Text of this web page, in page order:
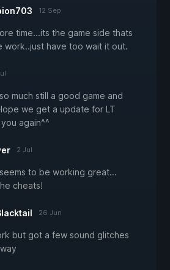
12 Sep
time...its the game side thats
work..just have too wait it out.
much still a good game and
we get a update for LT
again^^
2 Jul
to be working great...
cheats!
26 Jun
but got a few sound glitches